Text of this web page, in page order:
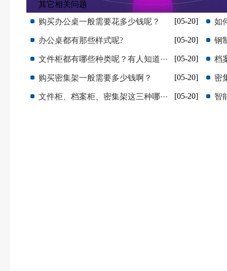
其它相关问题
购买办公桌一般需要花多少钱呢？
[05-20] 如
办公桌都有那些样式呢? [05-20] 钢
文件柜都有哪些种类呢？有人知道··· [05-20] 档
购买密集架一般需要多少钱啊？ [05-20] 密
文件柜、档案柜、密集架这三种哪··· [05-20] 智